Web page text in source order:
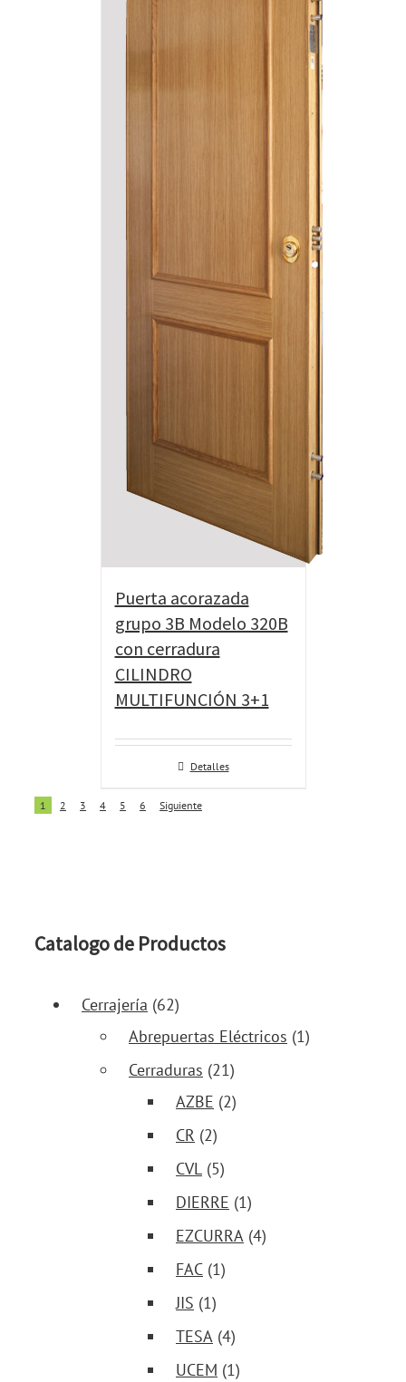
Puerta acorazada
grupo 3B Modelo 320B
con cerradura
CILINDRO
MULTIFUNCIÓN 3+1
Detalles
1 2 3 4 5 6 Siguiente
Catalogo de Productos
Cerrajería (62)
Abrepuertas Eléctricos (1)
Cerraduras (21)
AZBE (2)
CR (2)
CVL (5)
DIERRE (1)
EZCURRA (4)
FAC (1)
JIS (1)
TESA (4)
UCEM (1)